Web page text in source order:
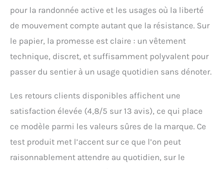
pour la randonnée active et les usages où la liberté
de mouvement compte autant que la résistance. Sur
le papier, la promesse est claire : un vêtement
technique, discret, et suffisamment polyvalent pour
passer du sentier à un usage quotidien sans dénoter.
Les retours clients disponibles affichent une
satisfaction élevée (4,8/5 sur 13 avis), ce qui place
ce modèle parmi les valeurs sûres de la marque. Ce
test produit met l’accent sur ce que l’on peut
raisonnablement attendre au quotidien, sur le